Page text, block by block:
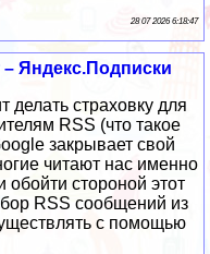
28 07 2026 6:18:47
Яндекс.Подписки
делать страховку для
RSS (что такое
закрывает свой
читают нас именно
стороной этот
RSS сообщений из
с помощью